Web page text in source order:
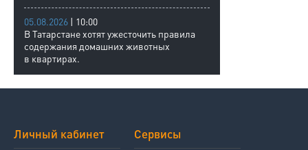
05.08.2026 | 10:00
В Татарстане хотят ужесточить правила
содержания домашних животных
в квартирах.
Личный кабинет Сервисы